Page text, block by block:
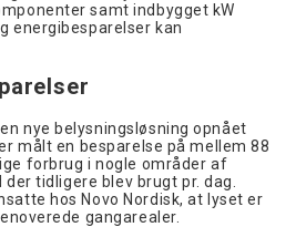
samt indbygget kW
energibesparelser kan
nye belysningsløsning opnået
målt en besparelse på mellem 88
forbrug i nogle områder af
tidligere blev brugt pr. dag.
hos Novo Nordisk, at lyset er
gangarealer.